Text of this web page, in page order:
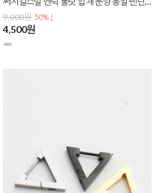
9,000원 50% ↓
4,500원